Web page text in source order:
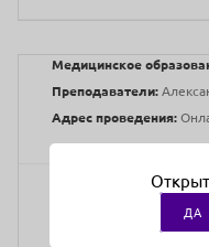
Медицинское
Преподаватели:
Адрес проведения:
Бесплатно
ДА